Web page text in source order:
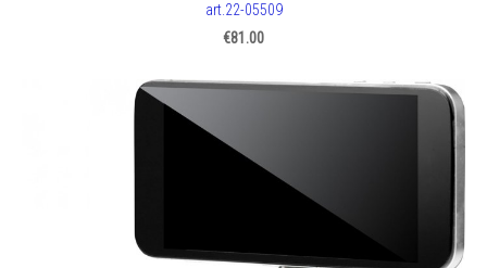
art.22-05509
€81.00